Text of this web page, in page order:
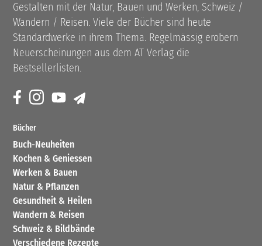
Gestalten mit der Natur, Bauen und Werken, Schweiz /
Wandern / Reisen. Viele der Bücher sind heute
Standardwerke in ihrem Thema. Regelmässig erobern
Neuerscheinungen aus dem AT Verlag die
Bestsellerlisten.
Bücher
Buch-Neuheiten
Kochen & Geniessen
Werken & Bauen
Natur & Pflanzen
Gesundheit & Heilen
Wandern & Reisen
Schweiz & Bildbände
Verschiedene Rezepte